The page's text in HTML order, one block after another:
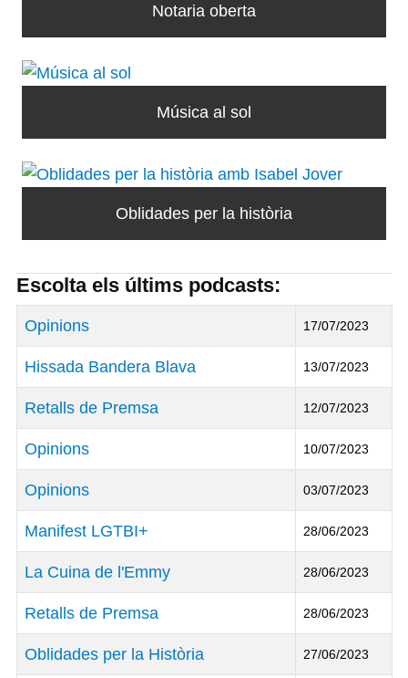
Notaria oberta
Música al sol
Oblidades per la història
Escolta els últims podcasts:
Títol Data de Publicació
Opinions 17/07/2023
Hissada Bandera Blava 13/07/2023
Retalls de Premsa 12/07/2023
Opinions 10/07/2023
Opinions 03/07/2023
Manifest LGTBI+ 28/06/2023
La Cuina de l'Emmy 28/06/2023
Retalls de Premsa 28/06/2023
Oblidades per la Història 27/06/2023